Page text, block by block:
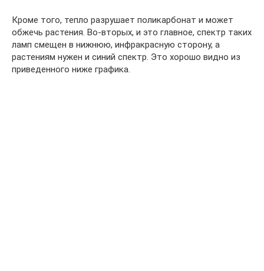
Кроме того, тепло разрушает поликарбонат и может
обжечь растения. Во-вторых, и это главное, спектр таких
ламп смещен в нижнюю, инфракрасную сторону, а
растениям нужен и синий спектр. Это хорошо видно из
приведенного ниже графика.